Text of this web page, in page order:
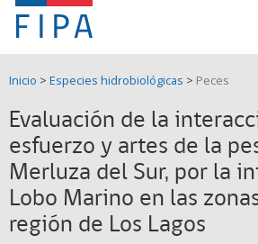
Fondo
de
Investigación
Pesquera
y
Acuicultura
(FIPA)-
FIPA;
Fondo
Investigación
y
de
Acuicultira
Inicio > Especies hidrobiológicas > Peces
Evaluación de la
esfuerzo y artes de la
Merluza del Sur, por la
Lobo Marino en las
región de Los Lagos